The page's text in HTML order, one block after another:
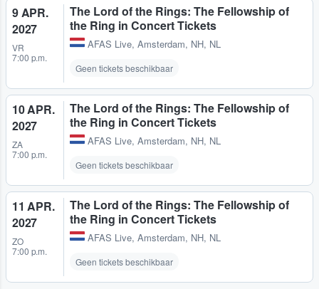
9 APR.
2027
VR
7:00 p.m.
The Lord of the Rings: The Fellowship of
the Ring in Concert Tickets
AFAS Live, Amsterdam, NH, NL
Geen tickets beschikbaar
10 APR.
2027
ZA
7:00 p.m.
The Lord of the Rings: The Fellowship of
the Ring in Concert Tickets
AFAS Live, Amsterdam, NH, NL
Geen tickets beschikbaar
11 APR.
2027
ZO
7:00 p.m.
The Lord of the Rings: The Fellowship of
the Ring in Concert Tickets
AFAS Live, Amsterdam, NH, NL
Geen tickets beschikbaar